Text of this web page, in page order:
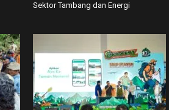
Sektor Tambang dan Energi